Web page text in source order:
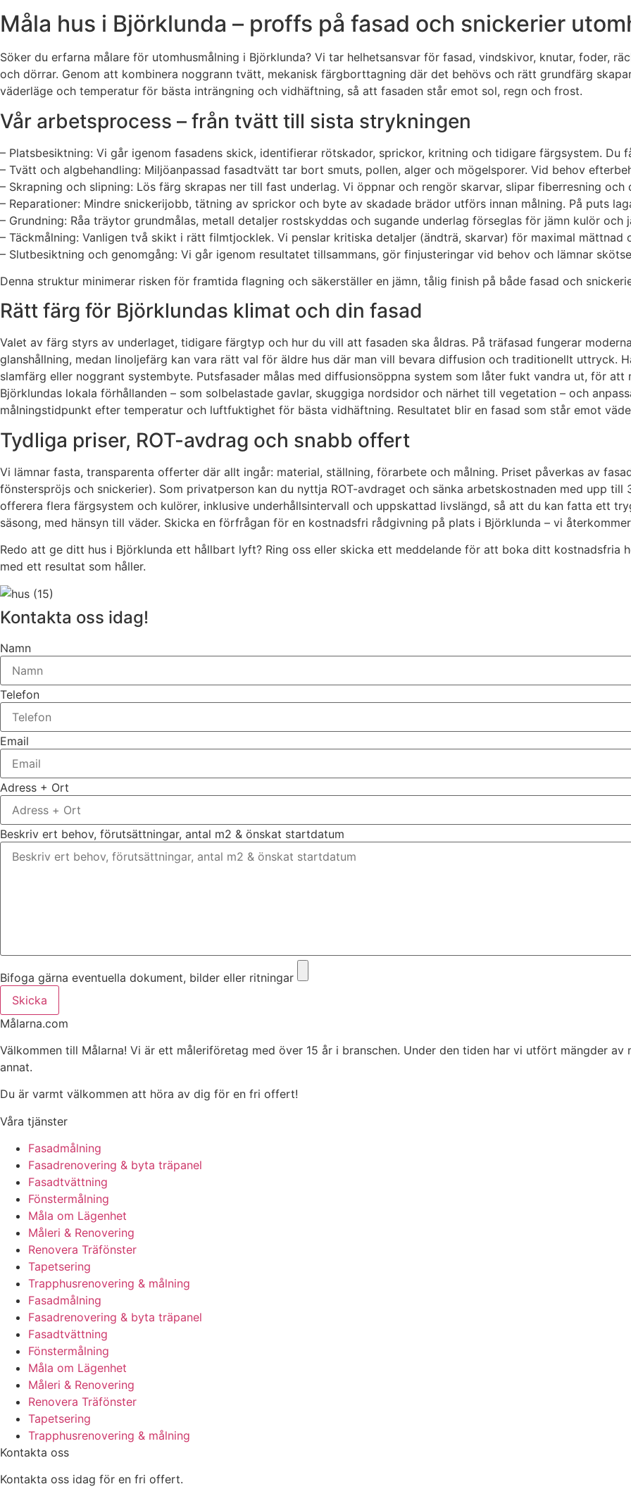
Måla hus i Björklunda – proffs på fasad och snickerier
Söker du erfarna målare för utomhusmålning i Björklunda? Vi tar helhetsansvar för fasad, vindskivor, knutar, foder,
och dörrar. Genom att kombinera noggrann tvätt, mekanisk färgborttagning där det behövs och rätt grundfärg
väderläge och temperatur för bästa inträngning och vidhäftning, så att fasaden står emot sol, regn och frost.
Vår arbetsprocess – från tvätt till sista strykningen
– Platsbesiktning: Vi går igenom fasadens skick, identifierar rötskador, sprickor, kritning och tidigare färgsystem. Du
– Tvätt och algbehandling: Miljöanpassad fasadtvätt tar bort smuts, pollen, alger och mögelsporer. Vid behov
– Skrapning och slipning: Lös färg skrapas ner till fast underlag. Vi öppnar och rengör skarvar, slipar fiberresning och
– Reparationer: Mindre snickerijobb, tätning av sprickor och byte av skadade brädor utförs innan målning. På puts
– Grundning: Råa träytor grundmålas, metall detaljer rostskyddas och sugande underlag förseglas för jämn kulör och
– Täckmålning: Vanligen två skikt i rätt filmtjocklek. Vi penslar kritiska detaljer (ändträ, skarvar) för maximal mättnad
– Slutbesiktning och genomgång: Vi går igenom resultatet tillsammans, gör finjusteringar vid behov och lämnar
Denna struktur minimerar risken för framtida flagning och säkerställer en jämn, tålig finish på både fasad och
Rätt färg för Björklundas klimat och din fasad
Valet av färg styrs av underlaget, tidigare färgtyp och hur du vill att fasaden ska åldras. På träfasad fungerar
glanshållning, medan linoljefärg kan vara rätt val för äldre hus där man vill bevara diffusion och traditionellt uttryck.
slamfärg eller noggrant systembyte. Putsfasader målas med diffusionsöppna system som låter fukt vandra ut, för
Björklundas lokala förhållanden – som solbelastade gavlar, skuggiga nordsidor och närhet till vegetation – och
målningstidpunkt efter temperatur och luftfuktighet för bästa vidhäftning. Resultatet blir en fasad som står emot
Tydliga priser, ROT-avdrag och snabb offert
Vi lämnar fasta, transparenta offerter där allt ingår: material, ställning, förarbete och målning. Priset påverkas av
fönsterspröjs och snickerier). Som privatperson kan du nyttja ROT-avdraget och sänka arbetskostnaden med upp
offerera flera färgsystem och kulörer, inklusive underhållsintervall och uppskattad livslängd, så att du kan fatta ett
säsong, med hänsyn till väder. Skicka en förfrågan för en kostnadsfri rådgivning på plats i Björklunda – vi
Redo att ge ditt hus i Björklunda ett hållbart lyft? Ring oss eller skicka ett meddelande för att boka ditt kostnadsfria
med ett resultat som håller.
Kontakta oss idag!
Namn
Telefon
Email
Adress + Ort
Beskriv ert behov, förutsättningar, antal m2 & önskat startdatum
Bifoga gärna eventuella dokument, bilder eller ritningar
Skicka
Målarna.com
Välkommen till Målarna! Vi är ett måleriföretag med över 15 år i branschen. Under den tiden har vi utfört mängder
annat.
Du är varmt välkommen att höra av dig för en fri offert!
Våra tjänster
Fasadmålning
Fasadrenovering & byta träpanel
Fasadtvättning
Fönstermålning
Måla om Lägenhet
Måleri & Renovering
Renovera Träfönster
Tapetsering
Trapphusrenovering & målning
Fasadmålning
Fasadrenovering & byta träpanel
Fasadtvättning
Fönstermålning
Måla om Lägenhet
Måleri & Renovering
Renovera Träfönster
Tapetsering
Trapphusrenovering & målning
Kontakta oss
Kontakta oss idag för en fri offert.